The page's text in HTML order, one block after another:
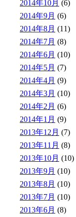
2014年10月 (6)
2014年9月 (6)
2014年8月 (11)
2014年7月 (8)
2014年6月 (10)
2014年5月 (7)
2014年4月 (9)
2014年3月 (10)
2014年2月 (6)
2014年1月 (9)
2013年12月 (7)
2013年11月 (8)
2013年10月 (10)
2013年9月 (10)
2013年8月 (10)
2013年7月 (10)
2013年6月 (8)